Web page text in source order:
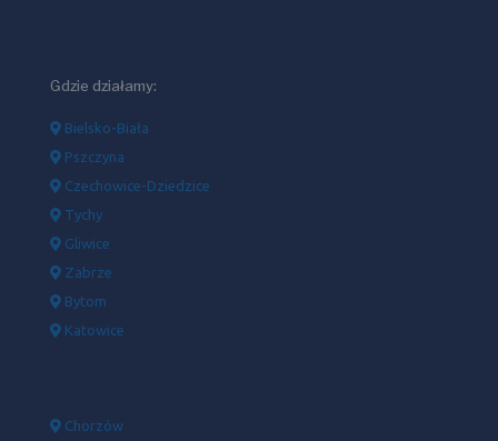
Gdzie działamy:
Bielsko-Biała
Pszczyna
Czechowice-Dziedzice
Tychy
Gliwice
Zabrze
Bytom
Katowice
Chorzów